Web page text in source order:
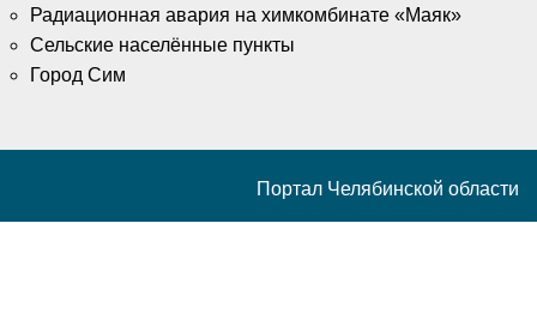
Радиационная авария на химкомбинате «Маяк»
Сельские населённые пункты
Город Сим
Портал Челябинской области